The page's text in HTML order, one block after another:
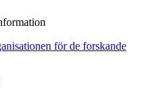
för de forskande